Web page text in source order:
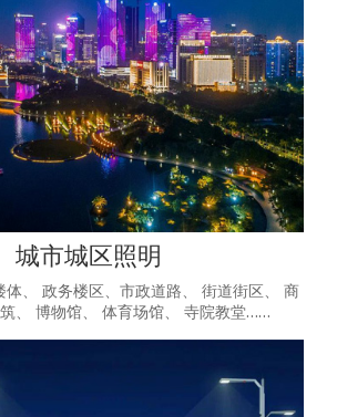
城市城区照明
体、 政务楼区、市政道路、 街道街区、 商
、 博物馆、 体育场馆、 寺院教堂……